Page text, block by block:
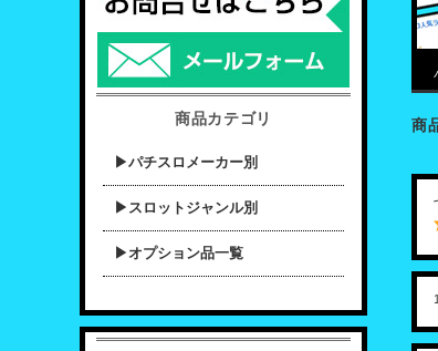
商
商品カテゴリ
▶パチスロメーカー別
▶スロットジャンル別
▶オプション品一覧